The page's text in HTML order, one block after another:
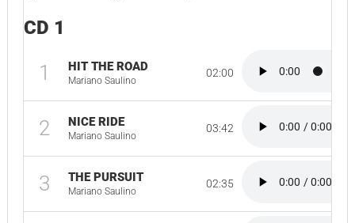
CD 1
1 HIT THE ROAD
Mariano Saulino
02:00
2 NICE RIDE
Mariano Saulino
03:42
3 THE PURSUIT
Mariano Saulino
02:35